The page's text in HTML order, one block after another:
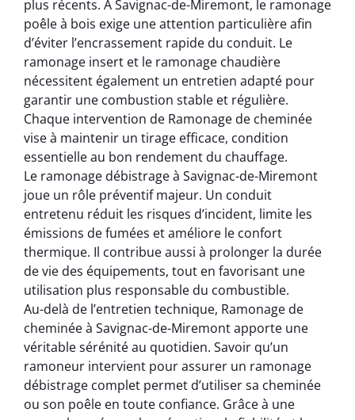
plus récents. À Savignac-de-Miremont, le ramonage
poêle à bois exige une attention particulière afin
d’éviter l’encrassement rapide du conduit. Le
ramonage insert et le ramonage chaudière
nécessitent également un entretien adapté pour
garantir une combustion stable et régulière.
Chaque intervention de Ramonage de cheminée
vise à maintenir un tirage efficace, condition
essentielle au bon rendement du chauffage.
Le ramonage débistrage à Savignac-de-Miremont
joue un rôle préventif majeur. Un conduit
entretenu réduit les risques d’incident, limite les
émissions de fumées et améliore le confort
thermique. Il contribue aussi à prolonger la durée
de vie des équipements, tout en favorisant une
utilisation plus responsable du combustible.
Au-delà de l’entretien technique, Ramonage de
cheminée à Savignac-de-Miremont apporte une
véritable sérénité au quotidien. Savoir qu’un
ramoneur intervient pour assurer un ramonage
débistrage complet permet d’utiliser sa cheminée
ou son poêle en toute confiance. Grâce à une